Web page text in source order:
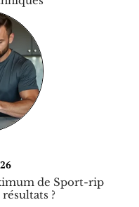
de Sport-rip
?